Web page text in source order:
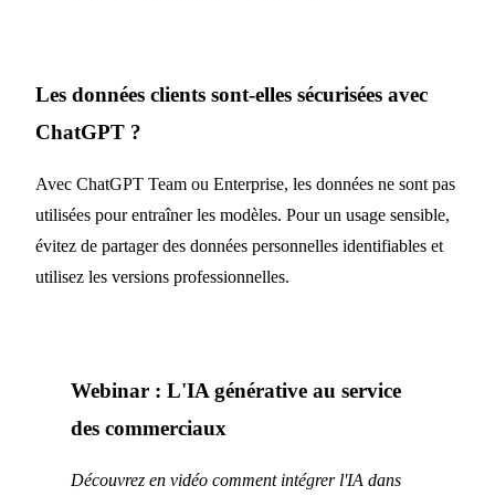
Les données clients sont-elles sécurisées avec
ChatGPT ?
Avec ChatGPT Team ou Enterprise, les données ne sont pas
utilisées pour entraîner les modèles. Pour un usage sensible,
évitez de partager des données personnelles identifiables et
utilisez les versions professionnelles.
Webinar : L'IA générative au service
des commerciaux
Découvrez en vidéo comment intégrer l'IA dans